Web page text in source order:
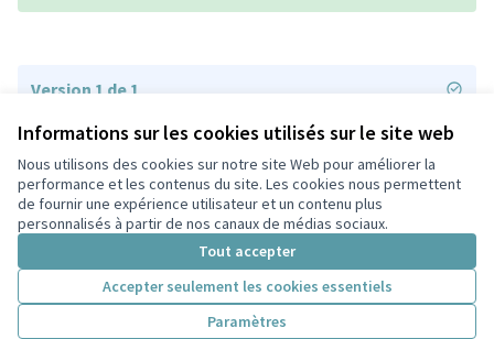
Informations sur les cookies utilisés sur le site web
Nous utilisons des cookies sur notre site Web pour améliorer la
performance et les contenus du site. Les cookies nous permettent
de fournir une expérience utilisateur et un contenu plus
personnalisés à partir de nos canaux de médias sociaux.
Tout accepter
Accepter seulement les cookies essentiels
Paramètres
Version 1 de 1
Conditions d'utilisation
Paramètres des cookies
Participez Villeurbanne sur X
(Lien externe)
Participez Villeurbanne sur Facebook
Participez Villeurbanne sur Instagram
Participez Villeurbanne sur YouTube
(Lien externe)
Site réalisé grâce aulogiciel libre Decidim .
Licence
(Lien